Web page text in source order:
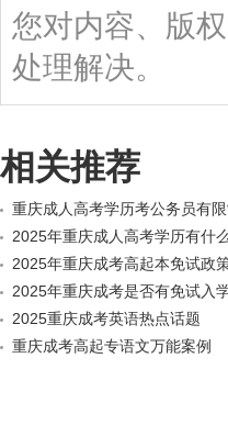
您对内容、版
处理解决。
相关推荐
重庆成人高考学历考公务员有
2025年重庆成人高考学历有什
2025年重庆成考高起本免试政
2025年重庆成考是否有免试入
2025重庆成考英语热点话题
重庆成考高起专语文万能案例